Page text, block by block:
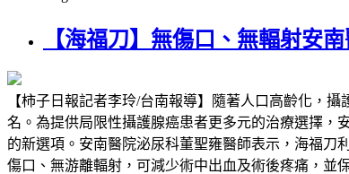
【海福刀】無傷口、無輻射安
【柿子日報記者李玲/台南報導】隨著人口高齡化，
名。為提供局限性攝護腺癌患者更多元的治療選擇，
的新選項。安南醫院泌尿科董聖雍醫師表示，海福刀
傷口、無游離輻射，可減少術中出血及術後疼痛，並